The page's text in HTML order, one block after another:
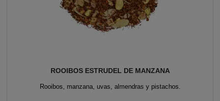
ROOIBOS ESTRUDEL DE MANZANA
Rooibos, manzana, uvas, almendras y pistachos.